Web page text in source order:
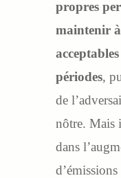
propres
maintenir
périodes,
de
nôtre. Mais
dans